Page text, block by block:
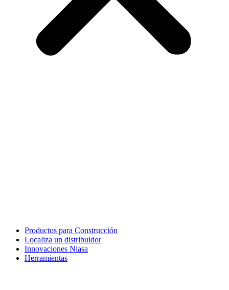
Productos para Construcción
Localiza un distribuidor
Innovaciones Niasa
Herramientas